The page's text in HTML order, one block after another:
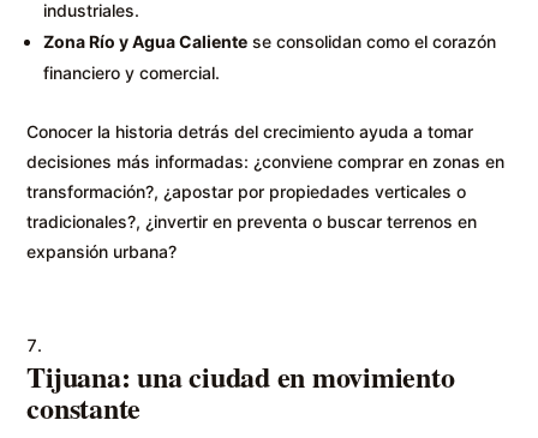
industriales.
Zona Río y Agua Caliente se consolidan como el corazón
financiero y comercial.
Conocer la historia detrás del crecimiento ayuda a tomar
decisiones más informadas: ¿conviene comprar en zonas en
transformación?, ¿apostar por propiedades verticales o
tradicionales?, ¿invertir en preventa o buscar terrenos en
expansión urbana?
Tijuana: una ciudad en movimiento
constante